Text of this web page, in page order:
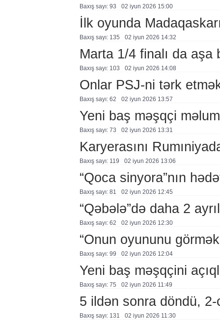
Baxış sayı: 93 02 i̇yun 2026 15:00
İlk oyunda
Baxış sayı: 135 02 i̇yun 2026 14:32
Marta 1/4 finalı da aşa
Baxış sayı: 103 02 i̇yun 2026 14:08
Onlar PSJ-ni tərk
Baxış sayı: 62 02 i̇yun 2026 13:57
Yeni baş məşqçi
Baxış sayı: 73 02 i̇yun 2026 13:31
Karyerasını
Baxış sayı: 119 02 i̇yun 2026 13:06
“Qoca sinyora”nın
Baxış sayı: 81 02 i̇yun 2026 12:45
“Qəbələ”də daha 2
Baxış sayı: 62 02 i̇yun 2026 12:30
“Onun oyununu
Baxış sayı: 99 02 i̇yun 2026 12:04
Yeni baş məşqçini
Baxış sayı: 75 02 i̇yun 2026 11:49
5 ildən sonra döndü,
Baxış sayı: 131 02 i̇yun 2026 11:30